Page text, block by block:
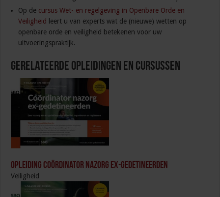
Op de cursus Wet- en regelgeving in Openbare Orde en
Veiligheid
leert u van experts wat de (nieuwe) wetten op
openbare orde en veiligheid betekenen voor uw
uitvoeringspraktijk.
Gerelateerde Opleidingen en Cursussen
Opleiding Coördinator nazorg ex-gedetineerden
Veiligheid